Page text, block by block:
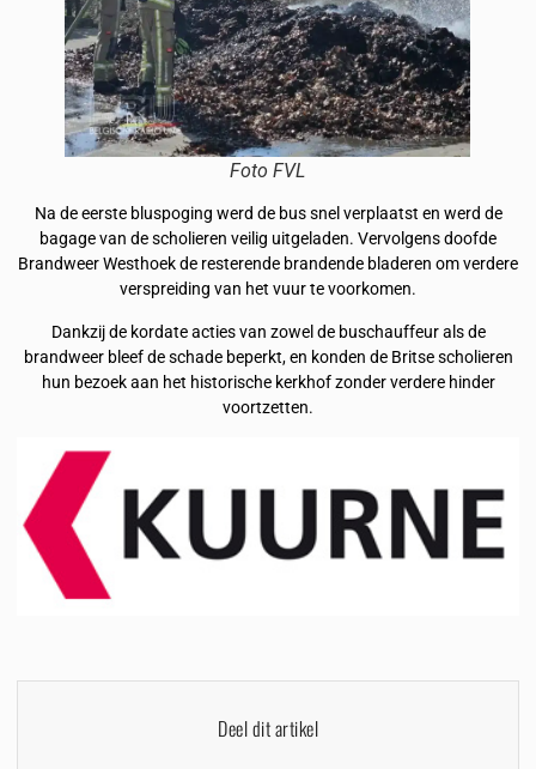
Foto FVL
Na de eerste bluspoging werd de bus snel verplaatst en werd de
bagage van de scholieren veilig uitgeladen. Vervolgens doofde
Brandweer Westhoek de resterende brandende bladeren om verdere
verspreiding van het vuur te voorkomen.
Dankzij de kordate acties van zowel de buschauffeur als de
brandweer bleef de schade beperkt, en konden de Britse scholieren
hun bezoek aan het historische kerkhof zonder verdere hinder
voortzetten.
Deel dit artikel